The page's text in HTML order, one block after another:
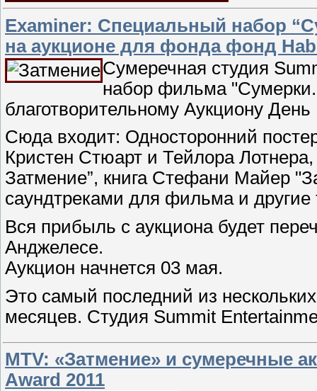
Еxaminer: Специальный набор
на аукционе для фонда фонд
Сумеречная студия
набор фильма "Сумерки.
благотворительному Аукциону
Сюда входит: Односторонний
Кристен Стюарт и Тейлора
Затмение”, книга Стефани Майер
саундтреками для фильма и
Вся прибыль с аукциона будет
Анджелесе.
Аукцион начнется 03 мая.
Это самый последний из
месяцев. Студия Summit
MTV: «Затмение» и сумеречные
Award 2011